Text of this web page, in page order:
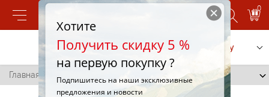
0
Позвонить Заказать услугу
Главная / Toyo Open Country A20 275/55 R20 111S
Хотите
Получить скидку 5 %
на первую покупку ?
Подпишитесь на наши эксклюзивные
предложения и новости